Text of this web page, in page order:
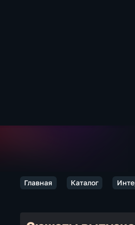
Главная Каталог